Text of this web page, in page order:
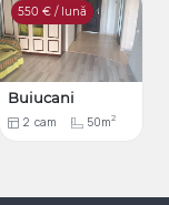
550 € / lună
Buiucani
2 cam 50m2